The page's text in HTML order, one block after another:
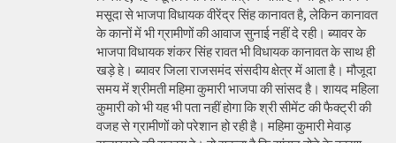
मसूदा से भाजपा विधायक वीरेंद्र सिंह कानावत है, लेकिन कानावत
के कानों में भी ग्रामीणों की आवाज सुनाई नहीं दे रही। ब्यावर के
भाजपा विधायक शंकर सिंह रावत भी विधायक कानावत के साथ ही
खड़े हे। ब्यावर जिला राजसमंद संसदीय क्षेत्र में आता है। मौजूदा
समय में श्रीमती महिमा कुमारी भाजपा की सांसद है। शायद महिला
कुमारी को भी यह भी पता नहीं होगा कि श्री सीमेंट की फैक्ट्री की
वजह से ग्रामीणों को परेशान हो रही है। महिमा कुमारी मेवाड़